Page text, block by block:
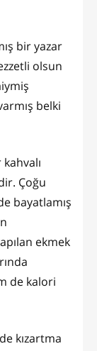
bir yazar
olsun
belki
Çoğu
bayatlamış
ekmek
de kalori
kızartma